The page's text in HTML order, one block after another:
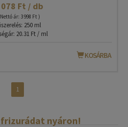
Ft / db
ár: 3 998 Ft )
250 ml
20.31 Ft / ml
KOSÁRBA
1
nyáron!